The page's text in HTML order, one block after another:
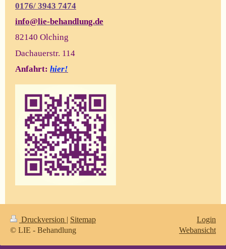
0176/ 3943 7474
info@lie-behandlung.de
82140 Olching
Dachauerstr. 114
Anfahrt: hier!
Druckversion | Sitemap
© LIE - Behandlung
Login
Webansicht